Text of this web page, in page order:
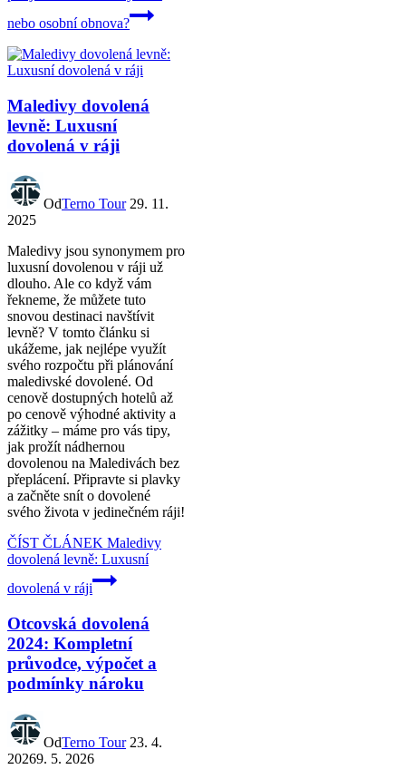
nebo osobní obnova?
Maledivy dovolená
levně: Luxusní
dovolená v ráji
OdTerno Tour 29. 11.
2025
Maledivy jsou synonymem pro
luxusní dovolenou v ráji už
dlouho. Ale co když vám
řekneme, že můžete tuto
snovou destinaci navštívit
levně? V tomto článku si
ukážeme, jak nejlépe využít
svého rozpočtu při plánování
maledivské dovolené. Od
cenově dostupných hotelů až
po cenově výhodné aktivity a
zážitky – máme pro vás tipy,
jak prožít nádhernou
dovolenou na Maledivách bez
přeplácení. Připravte si plavky
a začněte snít o dovolené
svého života v jedinečném ráji!
ČÍST ČLÁNEK Maledivy
dovolená levně: Luxusní
dovolená v ráji
Otcovská dovolená
2024: Kompletní
průvodce, výpočet a
podmínky nároku
OdTerno Tour 23. 4.
20269. 5. 2026